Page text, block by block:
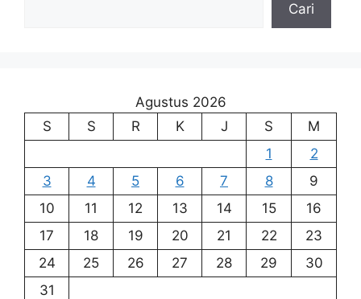
Cari
Agustus 2026
S
S R K J S
M
1
2
3
4 5 6 7 8
9
10
11 12 13 14 15
16
17
18 19 20 21 22
23
24
25 26 27 28 29
30
31